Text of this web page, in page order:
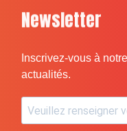
Newsletter
Inscrivez-vous à
actualités.